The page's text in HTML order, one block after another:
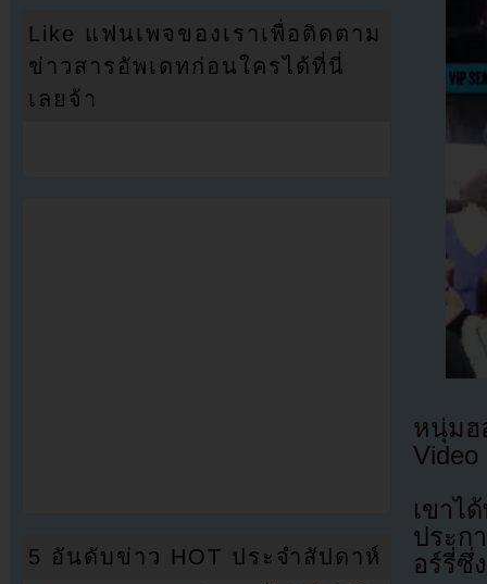
หนุ่มฮ
Video
เขาไ
ประก
อร์รี่ซึ่
Like แฟนเพจของเราเพื่อติดตาม
ข่าวสารอัพเดทก่อนใครได้ที่นี่
เลยจ้า
5 อันดับข่าว HOT ประจำสัปดาห์